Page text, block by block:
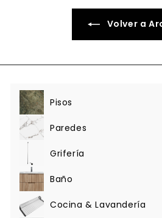
Volver a
Pisos
Expandir
menú Paredes
Expandir
Grifería
Expandir
menú Baño
Expandir
menú Cocina & Lavandería
Expandir